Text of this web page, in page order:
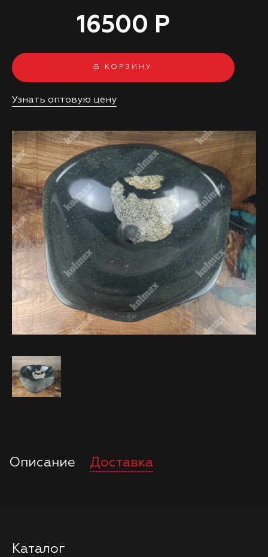
16500 Р
В КОРЗИНУ
Узнать оптовую цену
Описание Доставка
Каталог